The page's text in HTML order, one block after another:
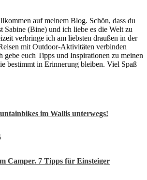
auf meinem Blog. Schön, dass du
Sabine (Bine) und ich liebe es die Welt zu
verbringe ich am liebsten draußen in der
mit Outdoor-Aktivitäten verbinden
gebe euch Tipps und Inspirationen zu meinen
bestimmt in Erinnerung bleiben. Viel Spaß
im Wallis unterwegs!
Camper. 7 Tipps für Einsteiger